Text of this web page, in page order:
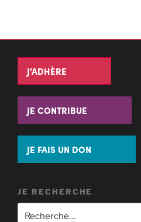
J'ADHÈRE
JE CONTRIBUE
JE FAIS UN DON
JE RECHERCHE